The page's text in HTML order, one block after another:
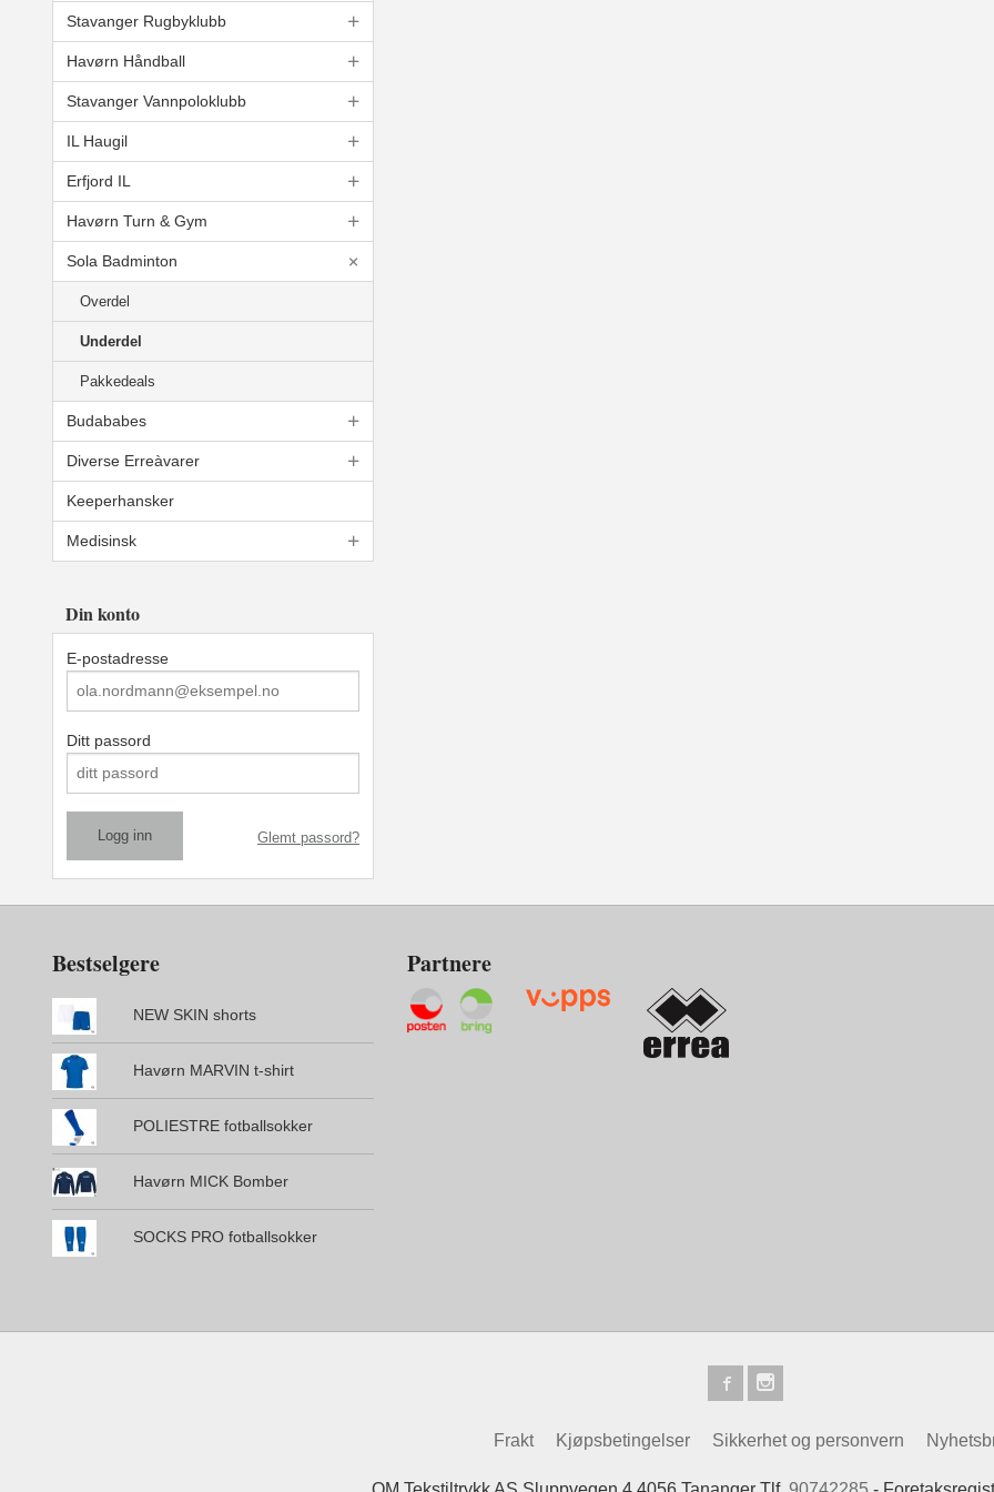
Stavanger Rugbyklubb
Havørn Håndball
Stavanger Vannpoloklubb
IL Haugil
Erfjord IL
Havørn Turn & Gym
Sola Badminton
Overdel
Underdel
Pakkedeals
Budababes
Diverse Erreàvarer
Keeperhansker
Medisinsk
Din konto
E-postadresse
Ditt passord
Glemt passord?
Bestselgere
NEW SKIN shorts
Havørn MARVIN t-shirt
POLIESTRE fotballsokker
Havørn MICK Bomber
SOCKS PRO fotballsokker
Partnere
Frakt Kjøpsbetingelser Sikkerhet og personvern